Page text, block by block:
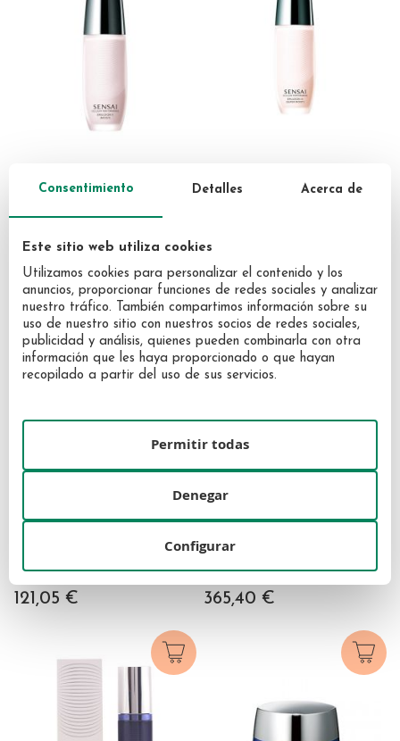
SENSAI (KANEBO)
134,10 €
SENSAI (KANEBO)
100ml
134,10 €
SENSAI (KANEBO)
Sensai Cellular Performance
Essence 40 ml
121,05 €
SENSAI (KANEBO)
Sensai Cellular Performance
Extra Intensive Cream 40 ml
365,40 €
Consentimiento Detalles Acerca de
Este sitio web utiliza cookies
Utilizamos cookies para personalizar el contenido y los
anuncios, proporcionar funciones de redes sociales y analizar
nuestro tráfico. También compartimos información sobre su
uso de nuestro sitio con nuestros socios de redes sociales,
publicidad y análisis, quienes pueden combinarla con otra
información que les haya proporcionado o que hayan
recopilado a partir del uso de sus servicios.
Configurar
Denegar
Permitir todas